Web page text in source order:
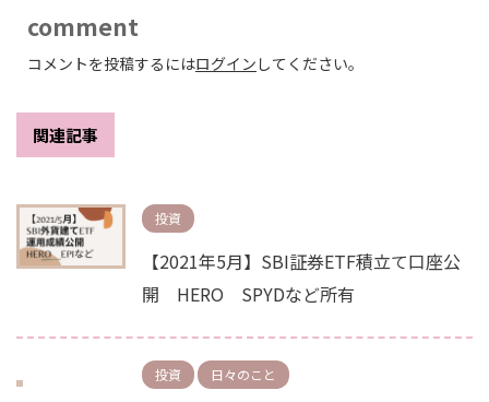
comment
コメントを投稿するにはログイン してください。
関連記事
投資
【2021年5月】SBI証券ETF積立て口座公
開 HERO SPYDなど所有
投資 日々のこと